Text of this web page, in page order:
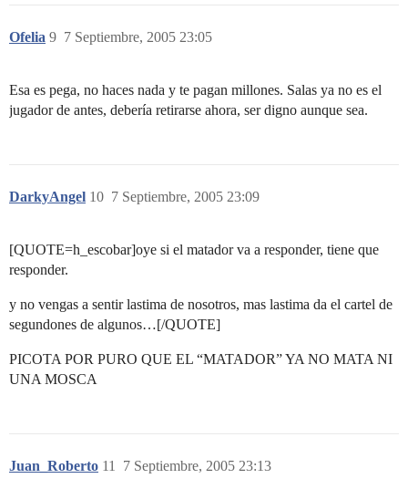
Ofelia 7 Septiembre, 2005 23:05
9
Esa es pega, no haces nada y te pagan millones. Salas ya no es el
jugador de antes, debería retirarse ahora, ser digno aunque sea.
DarkyAngel 7 Septiembre, 2005 23:09
10
[QUOTE=h_escobar]oye si el matador va a responder, tiene que
responder.
y no vengas a sentir lastima de nosotros, mas lastima da el cartel de
segundones de algunos…[/QUOTE]
PICOTA POR PURO QUE EL “MATADOR” YA NO MATA NI
UNA MOSCA
Juan_Roberto 7 Septiembre, 2005 23:13
11